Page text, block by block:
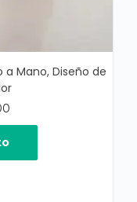
a Mano, Diseño de
precio
es: